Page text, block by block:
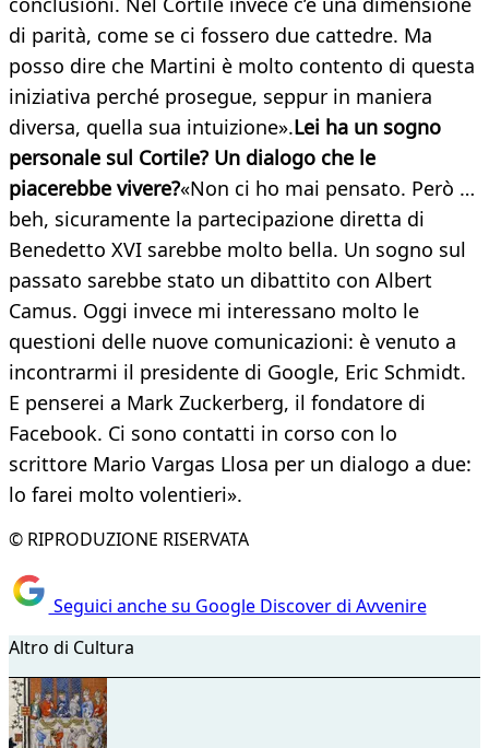
di parità, come se ci fossero due cattedre. Ma
posso dire che Martini è molto contento di questa
iniziativa perché prosegue, seppur in maniera
diversa, quella sua intuizione».Lei ha un sogno
personale sul Cortile? Un dialogo che le
piacerebbe vivere?«Non ci ho mai pensato. Però …
beh, sicuramente la partecipazione diretta di
Benedetto XVI sarebbe molto bella. Un sogno sul
passato sarebbe stato un dibattito con Albert
Camus. Oggi invece mi interessano molto le
questioni delle nuove comunicazioni: è venuto a
incontrarmi il presidente di Google, Eric Schmidt.
E penserei a Mark Zuckerberg, il fondatore di
Facebook. Ci sono contatti in corso con lo
scrittore Mario Vargas Llosa per un dialogo a due:
lo farei molto volentieri».
© RIPRODUZIONE RISERVATA
Seguici anche su Google Discover di Avvenire
Altro di Cultura